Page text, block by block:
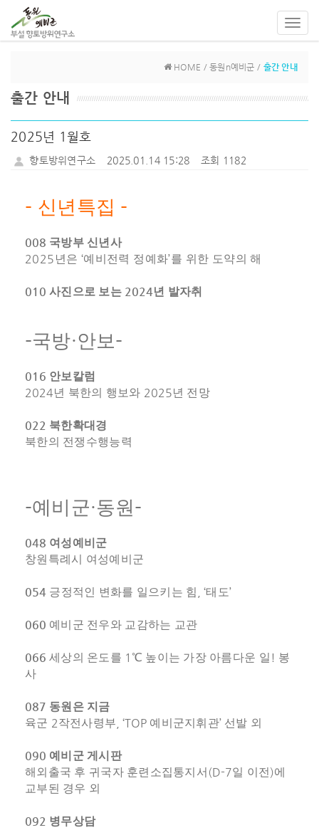
HOME / 동원n예비군 / 출간 안내
출간 안내
2025년 1월호
향토방위연구소 2025.01.14 15:28 조회 1182
- 신년특집 -
008 국방부 신년사
2025 년은 ‘예비전력 정예화’를 위한 도약의 해
010 사진으로 보는 2024년 발자취
-국방·안보-
016 안보칼럼
2024년 북한의 행보와 2025년 전망
022 북한확대경
북한의 전쟁수행능력
-예비군·동원-
048 여성예비군
창원특례시 여성예비군
054 긍정적인 변화를 일으키는 힘 , ‘태도’
060 예비군 전우와 교감하는 교관
066 세상의 온도를 1 ℃ 높이는 가장 아름다운 일 ! 봉
사
087 동원은 지금
육군 2작전사령부 , ‘TOP 예비군지휘관’ 선발 외
090 예비군 게시판
해외출국 후 귀국자 훈련소집통지서 (D-7일 이전 )에
교부된 경우 외
092 병무상담